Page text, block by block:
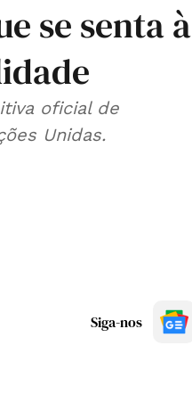
se senta à
oficial de
Unidas.
Siga-nos